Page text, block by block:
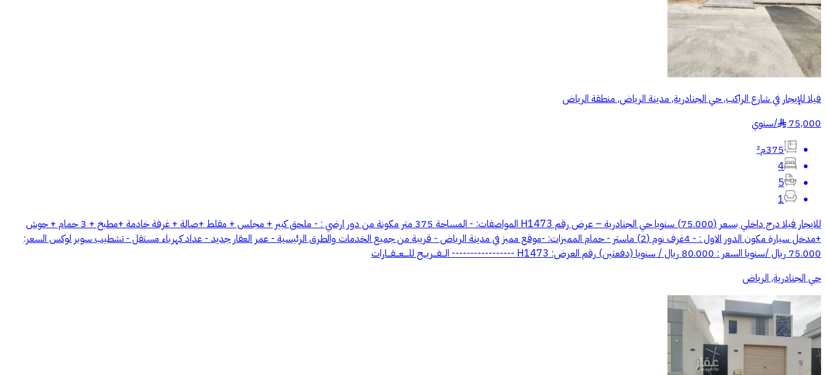
فيلا للإيجار في شارع الراكب, حي الجنادرية, مدينة الرياض, منطقة الرياض
75,000
§
/سنوي
375م²
4
5
1
للايجار فيلا درج داخلي بسعر (75.000) سنويا حي الجنادرية – عرض رقم H1473 المواصفات: - المساحة 375 متر مكونة من دور ارضي : - ملحق كبير + مجلس + مقلط +صالة + غرفة خادمة +مطبخ + 3 حمام + حوش
+مدخل سيارة مكون الدور الاول : - 4غرف نوم (2) ماستر - حمام المميزات: -موقع مميز في مدينة الرياض - قريبة من جميع الخدمات والطرق الرئيسية - عمر العقار جديد - عداد كهرباء مستقل - تشطيب سوبر لوكس السعر:
75.000 ريال /سنويا السعر : 80.000 ريال / سنويا (دفعتين) رقم العرض: H1473 ----------------- الـــفـــريـــح للــــعـــقـــارات
حي الجنادرية, الرياض